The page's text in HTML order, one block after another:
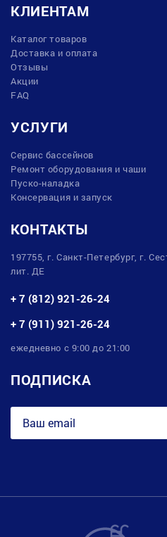
КЛИЕНТАМ
Каталог товаров
Доставка и оплата
Отзывы
Акции
FAQ
УСЛУГИ
Сервис бассейнов
Ремонт оборудования и чаши
Пуско-наладка
Консервация и запуск
КОНТАКТЫ
197755, г. Санкт-Петербург, г.
лит. ДЕ
+ 7 (812) 921-26-24
+ 7 (911) 921-26-24
ежедневно с 9:00 до 21:00
ПОДПИСКА